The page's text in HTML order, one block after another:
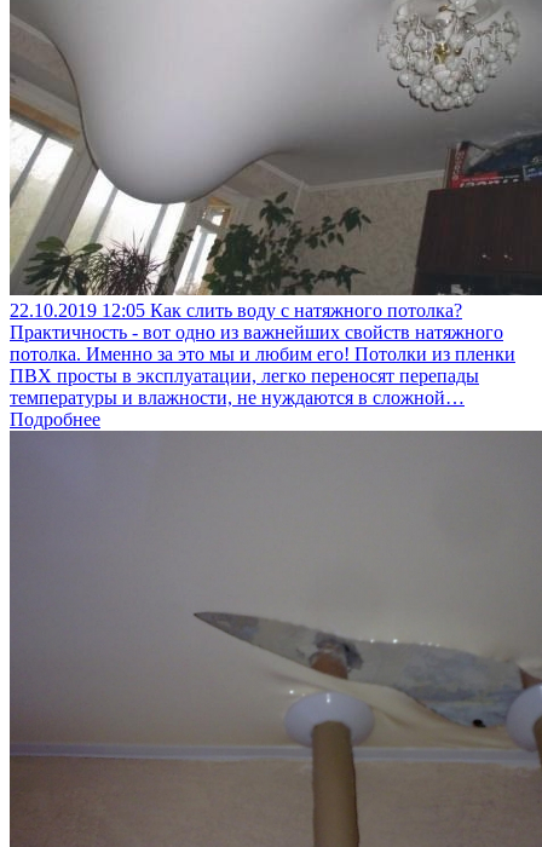
22.10.2019 12:05 Как слить воду с натяжного потолка?
Практичность - вот одно из важнейших свойств натяжного
потолка. Именно за это мы и любим его! Потолки из пленки
ПВХ просты в эксплуатации, легко переносят перепады
температуры и влажности, не нуждаются в сложной…
Подробнее